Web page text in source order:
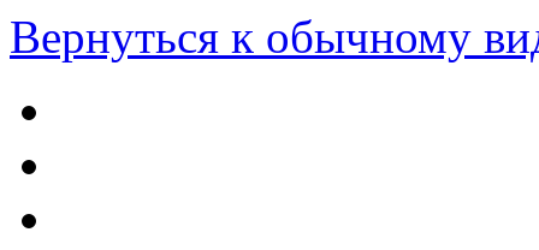
Вернуться к обычному